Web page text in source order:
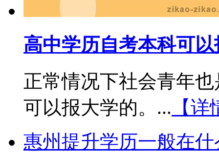
高中学历自考本科可
正常情况下社会青年
可以报大学的。... 【
惠州提升学历一般在